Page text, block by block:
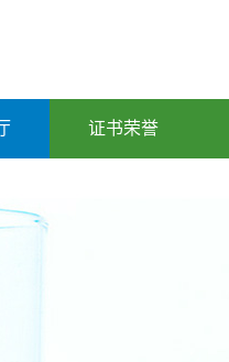
证书荣誉